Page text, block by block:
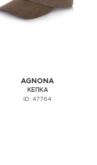
AGNONA
КЕПКА
ID: 47764